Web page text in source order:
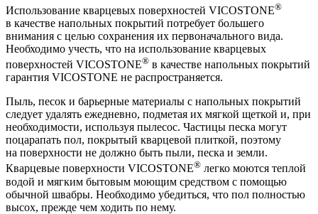
Использование кварцевых поверхностей VICOSTONE®
в качестве напольных покрытий потребует большего
внимания с целью сохранения их первоначального вида.
Необходимо учесть, что на использование кварцевых
поверхностей VICOSTONE® в качестве напольных покрытий
гарантия VICOSTONE не распространяется.
Пыль, песок и барьерные материалы с напольных покрытий
следует удалять ежедневно, подметая их мягкой щеткой и, при
необходимости, используя пылесос. Частицы песка могут
поцарапать пол, покрытый кварцевой плиткой, поэтому
на поверхности не должно быть пыли, песка и земли.
Кварцевые поверхности VICOSTONE® легко моются теплой
водой и мягким бытовым моющим средством с помощью
обычной швабры. Необходимо убедиться, что пол полностью
высох, прежде чем ходить по нему.